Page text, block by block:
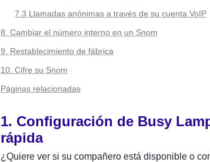
7.3 Llamadas anónimas a través de su cuenta VoIP
8. Cambiar el número interno en un Snom
9. Restablecimiento de fábrica
10. Cifre su Snom
Páginas relacionadas
1. Configuración de Busy
rápida
¿Quiere ver si su compañero está disponible o